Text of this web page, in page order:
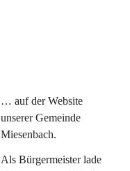
… auf der Website
unserer Gemeinde
Miesenbach.
Als Bürgermeister lade